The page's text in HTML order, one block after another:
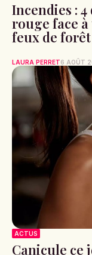
Incendies :
rouge face
feux de forêt
LAURA PERRET6 AOÛT
ACTUS
Canicule ce